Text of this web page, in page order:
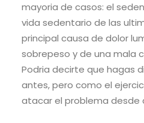
mayoria de casos: el
vida sedentario de las
principal causa de dolor
sobrepeso y de una mala
Podria decirte que hagas
antes, pero como el
atacar el problema desde